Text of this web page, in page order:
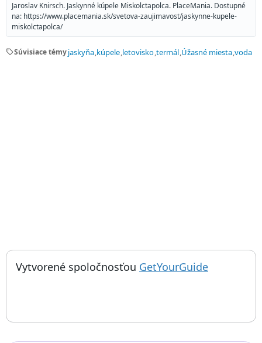
Jaroslav Knirsch. Jaskynné kúpele Miskolctapolca. PlaceMania. Dostupné
na: https://www.placemania.sk/svetova-zaujimavost/jaskynne-kupele-
miskolctapolca/
sellSúvisiace témyjaskyňa kúpele letovisko termál Úžasné miesta voda
Things to do near Jaskynné kúpele Miskolctapolca,
Vytvorené spoločnosťou GetYourGuide; otvorí sa